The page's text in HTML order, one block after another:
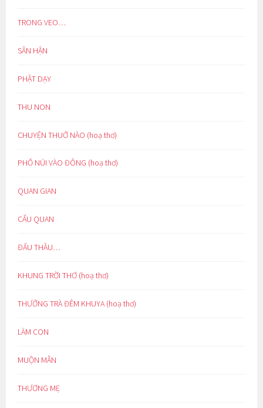
TRONG VEO…
SÂN HẬN
PHẬT DẠY
THU NON
CHUYỆN THUỞ NÀO (hoạ thơ)
PHỐ NÚI VÀO ĐÔNG (hoạ thơ)
QUAN GIAN
CẨU QUAN
ĐẤU THẦU…
KHUNG TRỜI THƠ (hoạ thơ)
THƯỞNG TRÀ ĐÊM KHUYA (hoạ thơ)
LÀM CON
MUỘN MẰN
THƯƠNG MẸ